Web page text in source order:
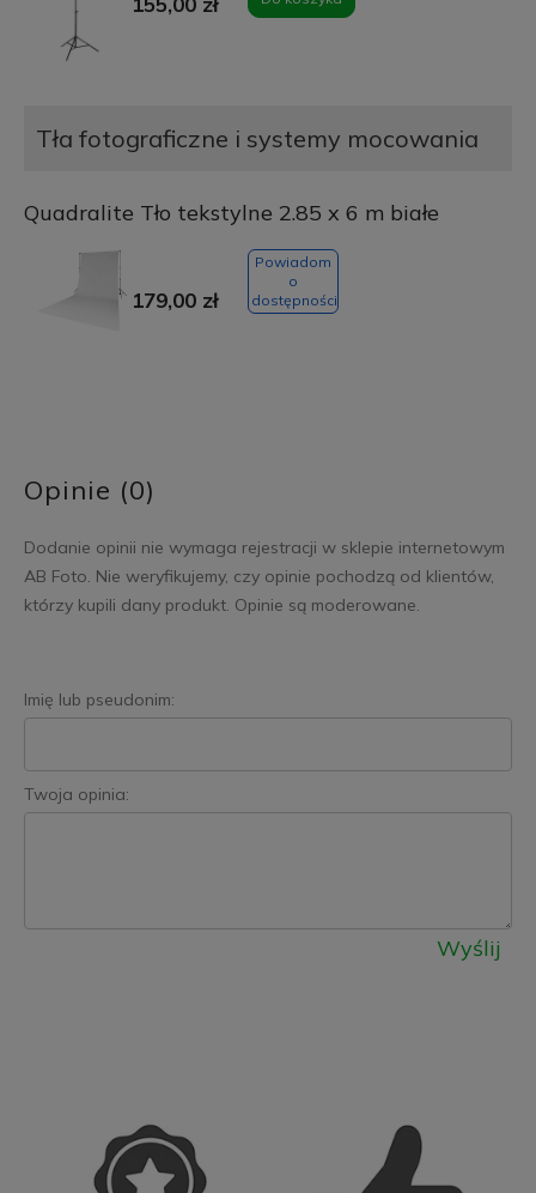
Tła fotograficzne i systemy mocowania
Quadralite Tło tekstylne 2.85 x 6 m białe
179,00 zł
Powiadom
o
dostępności
Opinie (0)
Dodanie opinii nie wymaga rejestracji w sklepie internetowym
AB Foto. Nie weryfikujemy, czy opinie pochodzą od klientów,
którzy kupili dany produkt. Opinie są moderowane.
Imię lub pseudonim:
Twoja opinia:
Wyślij